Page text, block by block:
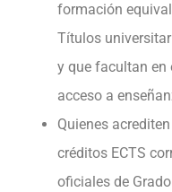
formación
Títulos
y que facultan en
acceso a
Quienes
créditos ECTS
oficiales de